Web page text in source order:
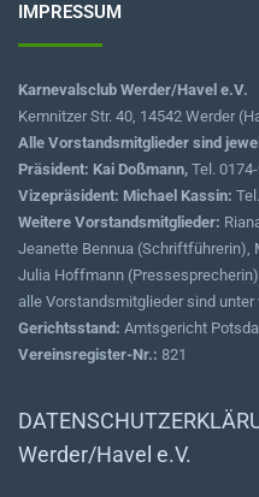
IMPRESSUM
Karnevalsclub Werder/Havel e.V.
Kemnitzer Str. 40, 14542 Werder
Alle Vorstandsmitglieder sind
Präsident: Kai Doßmann, Tel.
Vizepräsident: Michael Kassin:
Weitere Vorstandsmitglieder:
Jeanette Bennua (Schriftführerin),
Julia Hoffmann
alle Vorstandsmitglieder sind
Gerichtsstand: Amtsgericht
Vereinsregister-Nr.: 821
Werder/Havel e.V.